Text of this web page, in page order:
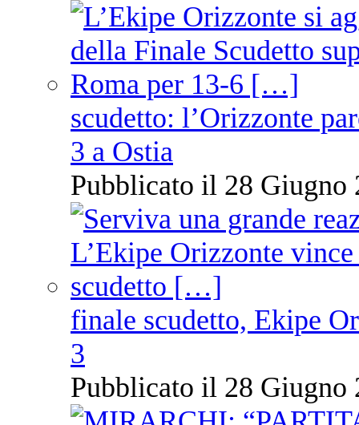
scudetto: l’Orizzonte
3 a Ostia
Pubblicato il 28 Giugno
finale scudetto, Ekipe
3
Pubblicato il 28 Giugno